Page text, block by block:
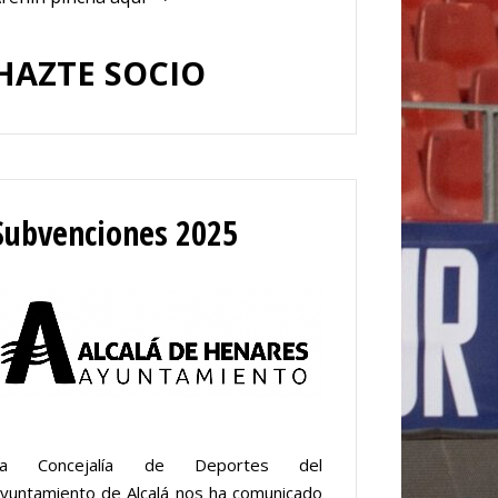
SOCIO
2025
Concejalía de Deportes del
de Alcalá nos ha comunicado